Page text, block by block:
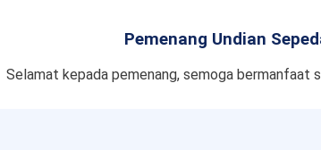
Pemenang Undian
Selamat kepada pemenang, semoga bermanfaat